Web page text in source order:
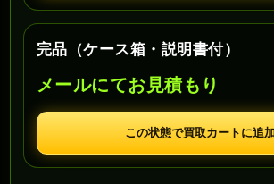
完品（ケース箱・説明書付）
メールにてお見積もり
この状態で買取カートに追